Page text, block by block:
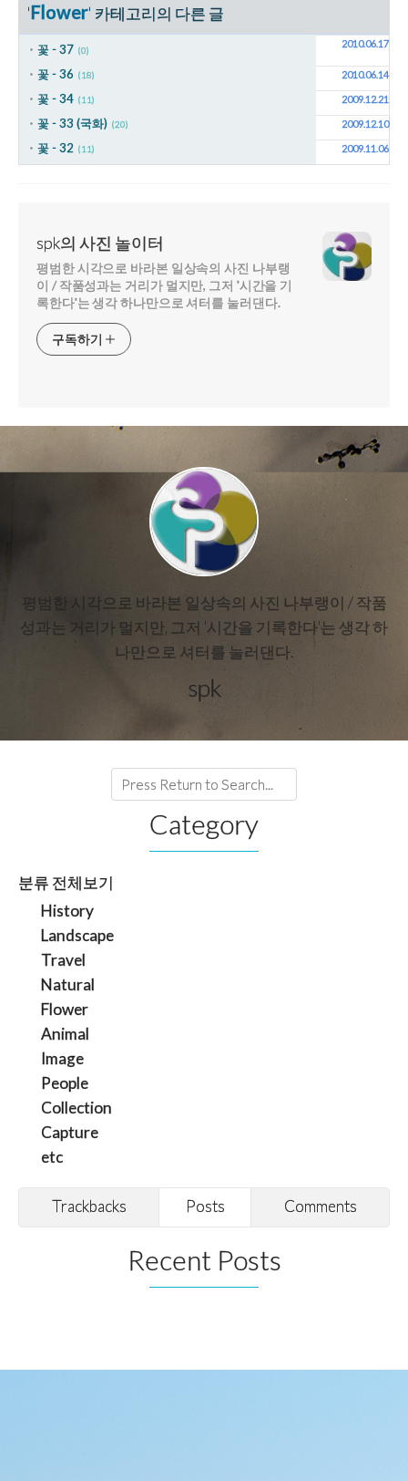
'Flower' 카테고리의 다른 글
꽃 - 37 (0)
2010.06.17
꽃 - 36 (18) 2010.06.14
꽃 - 34 (11) 2009.12.21
꽃 - 33 (국화) (20) 2009.12.10
꽃 - 32 (11) 2009.11.06
spk의 사진 놀이터
평범한 시각으로 바라본 일상속의 사진 나부랭
이 / 작품성과는 거리가 멀지만, 그저 '시간을 기
록한다'는 생각 하나만으로 셔터를 눌러댄다.
구독하기
평범한 시각으로 바라본 일상속의 사진 나부랭이 / 작품
성과는 거리가 멀지만, 그저 '시간을 기록한다'는 생각 하
나만으로 셔터를 눌러댄다.
spk
Category
분류 전체보기
History
Landscape
Travel
Natural
Flower
Animal
Image
People
Collection
Capture
etc
Trackbacks Posts Comments
Recent Posts